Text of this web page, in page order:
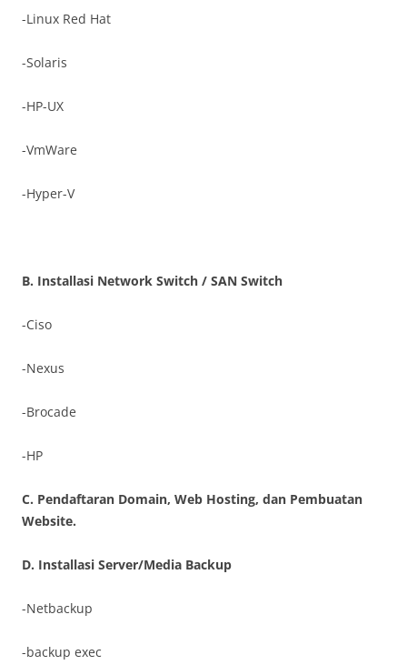
-Linux Red Hat
-Solaris
-HP-UX
-VmWare
-Hyper-V
B. Installasi Network Switch / SAN Switch
-Ciso
-Nexus
-Brocade
-HP
C. Pendaftaran Domain, Web Hosting, dan Pembuatan
Website.
D. Installasi Server/Media Backup
-Netbackup
-backup exec